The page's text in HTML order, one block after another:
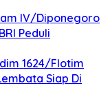
IV/Diponegoro
Peduli
1624/Flotim
Siap Di